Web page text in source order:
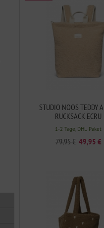
STUDIO NOOS TEDDY
RUCKSACK ECRU
1-2 Tage, DHL Paket
79,95 € 49,95 €